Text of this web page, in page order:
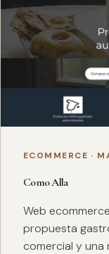
ECOMMERCE ·
Como Alla
Web
propuesta
comercial y una